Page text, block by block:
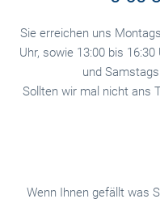
Sie erreichen uns
Uhr, sowie 13:00 bis
und
Sollten wir mal nicht ans
Wenn Ihnen gefällt was